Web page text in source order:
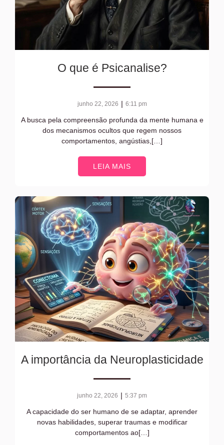
O que é Psicanalise?
junho 22, 2026 | 6:11 pm
A busca pela compreensão profunda da mente humana e
dos mecanismos ocultos que regem nossos
comportamentos, angústias,[…]
LEIA MAIS
A importância da Neuroplasticidade
junho 22, 2026 | 5:37 pm
A capacidade do ser humano de se adaptar, aprender
novas habilidades, superar traumas e modificar
comportamentos ao[…]